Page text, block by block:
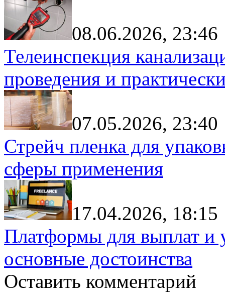
08.06.2026, 23:46
Телеинспекция
проведения и
07.05.2026, 23:40
Стрейч пленка для
сферы применения
17.04.2026, 18:15
Платформы для выплат и
основные достоинства
Оставить комментарий